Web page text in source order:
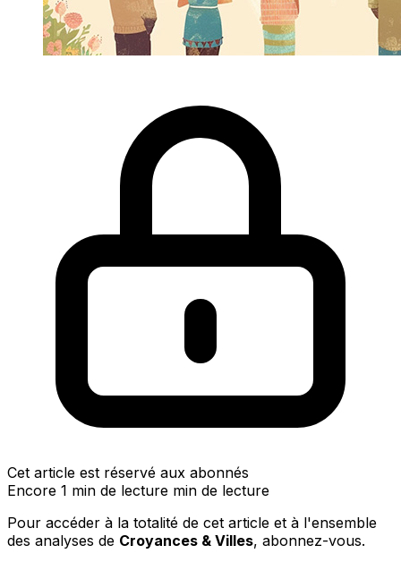
Cet article est réservé aux abonnés
Encore 1 min de lecture min de lecture
Pour accéder à la totalité de cet article et à l'ensemble
des analyses de Croyances & Villes, abonnez-vous.